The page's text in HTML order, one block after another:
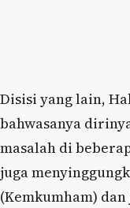
Disisi yang lain,
bahwasanya
masalah di
juga
(Kemkumham)